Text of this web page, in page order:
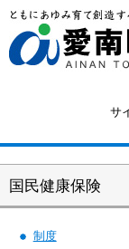
サ
国民健康保険
制度